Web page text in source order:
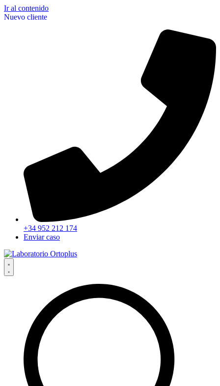
Ir al contenido
Nuevo cliente
+34 952 212 174
Enviar caso